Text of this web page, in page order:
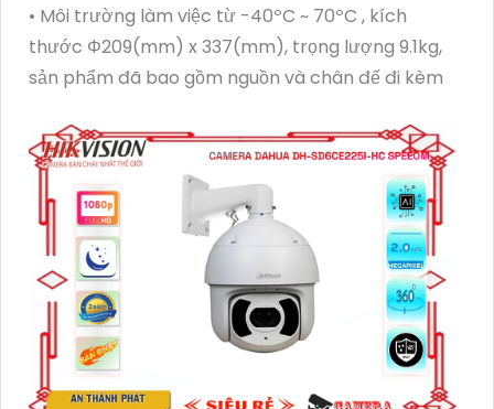
• Môi trường làm việc từ -40ºC ~ 70ºC , kích
thước Φ209(mm) x 337(mm), trọng lượng 9.1kg,
sản phẩm đã bao gồm nguồn và chân đế đi kèm